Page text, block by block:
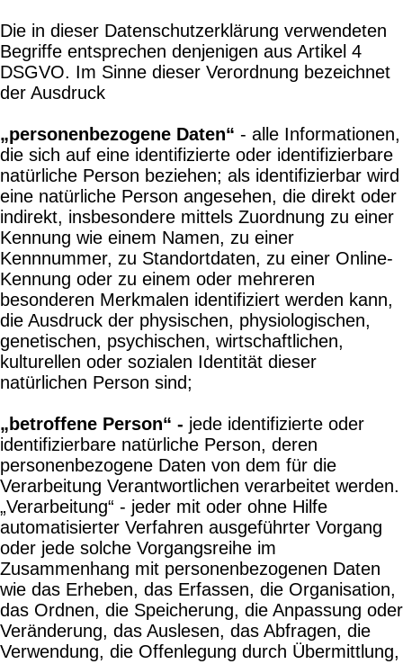
Die in dieser Datenschutzerklärung verwendeten
Begriffe entsprechen denjenigen aus Artikel 4
DSGVO. Im Sinne dieser Verordnung bezeichnet
der Ausdruck
„personenbezogene Daten“ - alle Informationen,
die sich auf eine identifizierte oder identifizierbare
natürliche Person beziehen; als identifizierbar wird
eine natürliche Person angesehen, die direkt oder
indirekt, insbesondere mittels Zuordnung zu einer
Kennung wie einem Namen, zu einer
Kennnummer, zu Standortdaten, zu einer Online-
Kennung oder zu einem oder mehreren
besonderen Merkmalen identifiziert werden kann,
die Ausdruck der physischen, physiologischen,
genetischen, psychischen, wirtschaftlichen,
kulturellen oder sozialen Identität dieser
natürlichen Person sind;
„betroffene Person“ - jede identifizierte oder
identifizierbare natürliche Person, deren
personenbezogene Daten von dem für die
Verarbeitung Verantwortlichen verarbeitet werden.
„Verarbeitung“ - jeder mit oder ohne Hilfe
automatisierter Verfahren ausgeführter Vorgang
oder jede solche Vorgangsreihe im
Zusammenhang mit personenbezogenen Daten
wie das Erheben, das Erfassen, die Organisation,
das Ordnen, die Speicherung, die Anpassung oder
Veränderung, das Auslesen, das Abfragen, die
Verwendung, die Offenlegung durch Übermittlung,